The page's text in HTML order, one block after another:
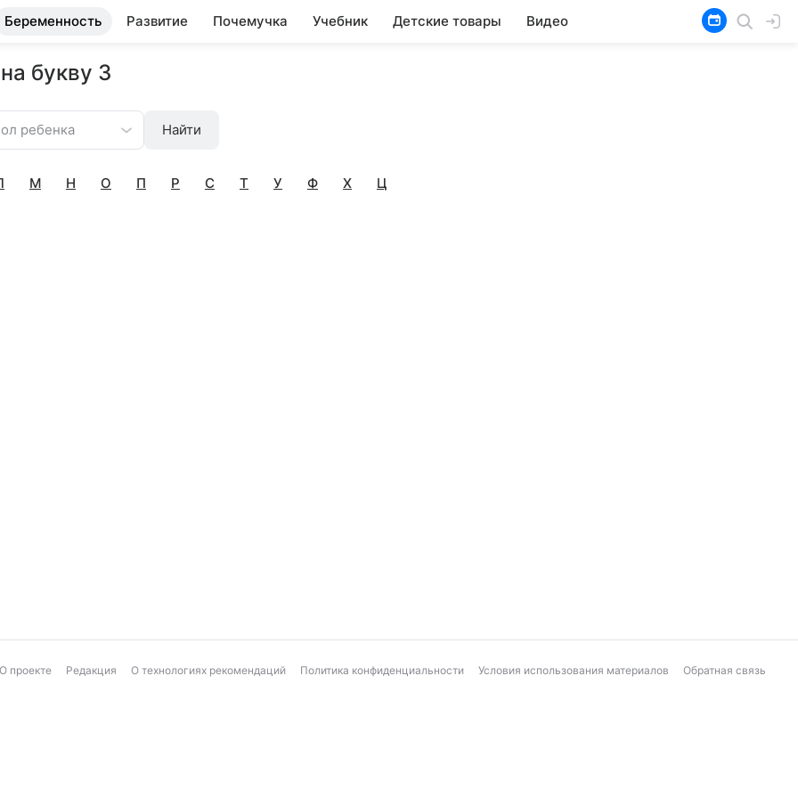
Беременность Развитие Почемучка Учебник Детские товары Видео
букву З
ребенка Найти
М Н О П Р С Т У Ф Х Ц
О проекте Редакция О технологиях рекомендаций Политика конфиденциальности Условия использования материалов Обратная связь